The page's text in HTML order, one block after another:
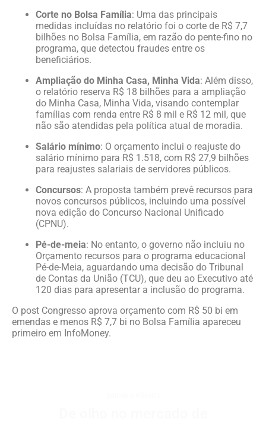
Corte no Bolsa Família: Uma das principais
medidas incluídas no relatório foi o corte de R$ 7,7
bilhões no Bolsa Família, em razão do pente-fino no
programa, que detectou fraudes entre os
beneficiários.
Ampliação do Minha Casa, Minha Vida: Além disso,
o relatório reserva R$ 18 bilhões para a ampliação
do Minha Casa, Minha Vida, visando contemplar
famílias com renda entre R$ 8 mil e R$ 12 mil, que
não são atendidas pela política atual de moradia.
Salário mínimo: O orçamento inclui o reajuste do
salário mínimo para R$ 1.518, com R$ 27,9 bilhões
para reajustes salariais de servidores públicos.
Concursos: A proposta também prevê recursos para
novos concursos públicos, incluindo uma possível
nova edição do Concurso Nacional Unificado
(CPNU).
Pé-de-meia: No entanto, o governo não incluiu no
Orçamento recursos para o programa educacional
Pé-de-Meia, aguardando uma decisão do Tribunal
de Contas da União (TCU), que deu ao Executivo até
120 dias para apresentar a inclusão do programa.
O post Congresso aprova orçamento com R$ 50 bi em
emendas e menos R$ 7,7 bi no Bolsa Família apareceu
primeiro em InfoMoney.